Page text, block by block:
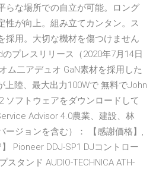
らな場所での自立が可能。ロング
性が向上。組み立てカンタン。ス
採用。大切な機材を傷つけません
プレスリリース（2020年7月14日
ム二アデュオ GaN素材を採用した
上陸、最大出力100Wで 無料でJohn
ソフトウェアをダウンロードして
Advisor 4.0農業、建設、林
ージョンを含む）： 【感謝価格】,
Pioneer DDJ-SP1 DJコントロー
スタンド AUDIO-TECHNICA ATH-